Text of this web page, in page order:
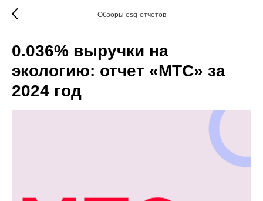
Обзоры esg-отчетов
0.036% выручки на
экологию: отчет «МТС» за
2024 год